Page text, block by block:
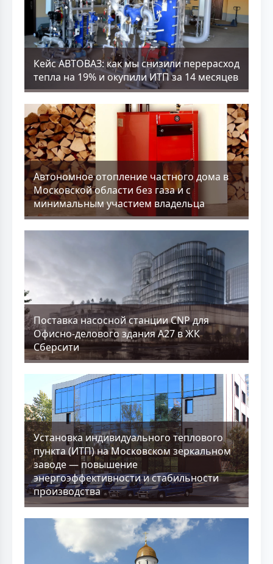
Кейс АВТОВАЗ: как мы снизили перерасход
тепла на 19% и окупили ИТП за 14 месяцев
Aвтономное отопление частного дома в
Московской области без газа и с
минимальным участием владельца
Поставка насосной станции CNP для
Офисно-делового здания А27 в ЖК
Сберсити
Установка индивидуального теплового
пункта (ИТП) на Московском зеркальном
заводе — повышение
энергоэффективности и стабильности
производства